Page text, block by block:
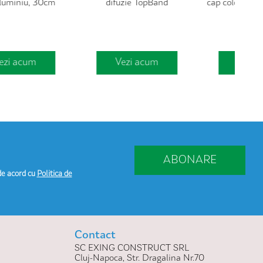
difuzie TopBand
Vezi acum
cap colorat , suport metal -
Vezi acum
acord cu Politica de
ABONARE
Contact
SC EXING CONSTRUCT SRL
Cluj-Napoca, Str. Dragalina Nr.70